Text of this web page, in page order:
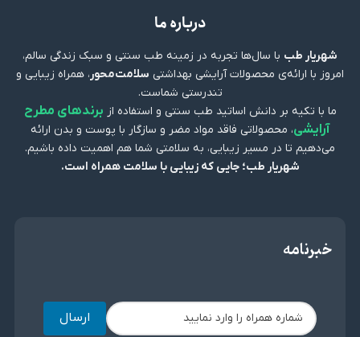
درباره ما
شهریار طب با سال‌ها تجربه در زمینه طب سنتی و سبک زندگی سالم،
امروز با ارائه‌ی محصولات آرایشی بهداشتی سلامت‌محور ، همراه زیبایی و
تندرستی شماست.
ما با تکیه بر دانش اساتید طب سنتی و استفاده از برندهای مطرح
آرایشی، محصولاتی فاقد مواد مضر و سازگار با پوست و بدن ارائه
می‌دهیم تا در مسیر زیبایی، به سلامتی شما هم اهمیت داده باشیم.
شهریار طب؛ جایی که زیبایی با سلامت همراه است.
خبرنامه
ارسال